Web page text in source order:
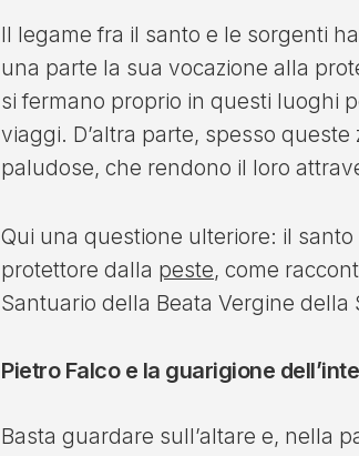
Il legame fra il santo e le sorgenti
una parte la sua vocazione alla
si fermano proprio in questi luoghi
viaggi. D’altra parte, spesso
paludose, che rendono il loro
Qui una questione ulteriore: il
protettore dalla peste, come
Santuario della Beata Vergine della
Pietro Falco e la guarigione
Basta guardare sull’altare e, nella